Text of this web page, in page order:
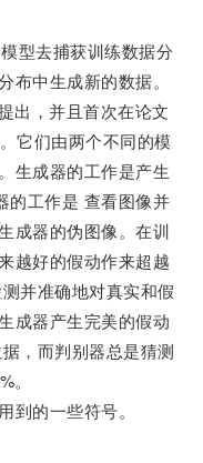
型去捕获训练数据分
布中生成新的数据。
出，并且首次在论文
它们由两个不同的模
生成器的工作是产生
的工作是 查看图像并
成器的伪图像。在训
越好的假动作来超越
并准确地对真实和假
成器产生完美的假动
，而判别器总是猜测
到的一些符号。